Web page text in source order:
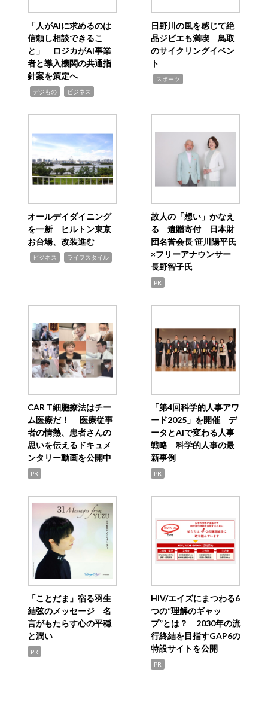
「人がAIに求めるのは
信頼し相談できるこ
と」 ロジカがAI事業
者と導入機関の共通指
針案を策定へ
デジもの ビジネス
日野川の風を感じて絶
品ジビエも満喫 鳥取
のサイクリングイベン
ト
スポーツ
オールデイダイニング
を一新 ヒルトン東京
お台場、改装進む
ビジネス ライフスタイル
故人の「想い」かなえ
る 遺贈寄付 日本財
団名誉会長 笹川陽平氏
×フリーアナウンサー
長野智子氏
PR
CAR T細胞療法はチー
ム医療だ！ 医療従事
者の情熱、患者さんの
思いを伝えるドキュメ
ンタリー動画を公開中
PR
「第4回科学的人事アワ
ード2025」を開催 デ
ータとAIで変わる人事
戦略 科学的人事の最
新事例
PR
「ことだま」宿る羽生
結弦のメッセージ 名
言がもたらす心の平穏
と潤い
PR
HIV/エイズにまつわる6
つの“理解のギャッ
プ”とは？ 2030年の流
行終結を目指すGAP6の
特設サイトを公開
PR